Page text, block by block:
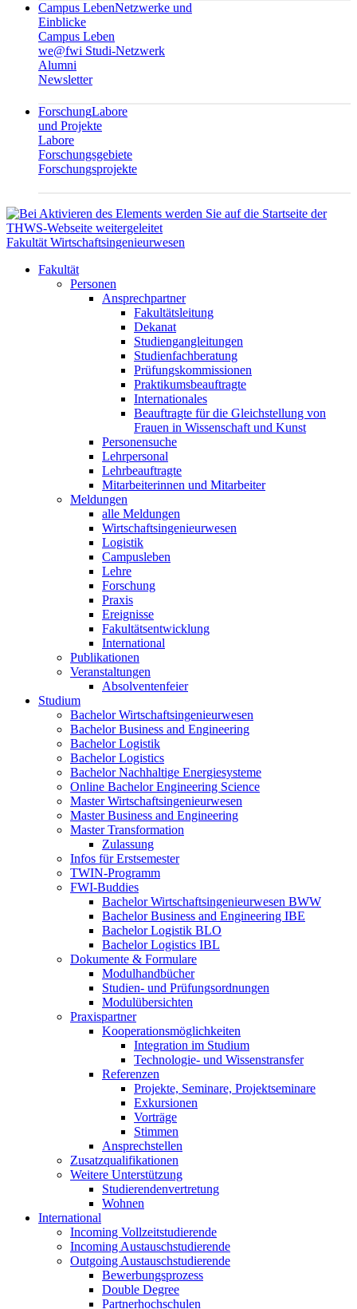
Campus LebenNetzwerke und
Einblicke
Campus Leben
we@fwi Studi-Netzwerk
Alumni
Newsletter
ForschungLabore
und Projekte
Labore
Forschungsgebiete
Forschungsprojekte
Fakultät Wirtschaftsingenieurwesen
Fakultät
Personen
Ansprechpartner
Fakultätsleitung
Dekanat
Studiengangleitungen
Studienfachberatung
Prüfungskommissionen
Praktikumsbeauftragte
Internationales
Beauftragte für die Gleichstellung von
Frauen in Wissenschaft und Kunst
Personensuche
Lehrpersonal
Lehrbeauftragte
Mitarbeiterinnen und Mitarbeiter
Meldungen
alle Meldungen
Wirtschaftsingenieurwesen
Logistik
Campusleben
Lehre
Forschung
Praxis
Ereignisse
Fakultätsentwicklung
International
Publikationen
Veranstaltungen
Absolventenfeier
Studium
Bachelor Wirtschaftsingenieurwesen
Bachelor Business and Engineering
Bachelor Logistik
Bachelor Logistics
Bachelor Nachhaltige Energiesysteme
Online Bachelor Engineering Science
Master Wirtschaftsingenieurwesen
Master Business and Engineering
Master Transformation
Zulassung
Infos für Erstsemester
TWIN-Programm
FWI-Buddies
Bachelor Wirtschaftsingenieurwesen BWW
Bachelor Business and Engineering IBE
Bachelor Logistik BLO
Bachelor Logistics IBL
Dokumente & Formulare
Modulhandbücher
Studien- und Prüfungsordnungen
Modulübersichten
Praxispartner
Kooperationsmöglichkeiten
Integration im Studium
Technologie- und Wissenstransfer
Referenzen
Projekte, Seminare, Projektseminare
Exkursionen
Vorträge
Stimmen
Ansprechstellen
Zusatzqualifikationen
Weitere Unterstützung
Studierendenvertretung
Wohnen
International
Incoming Vollzeitstudierende
Incoming Austauschstudierende
Outgoing Austauschstudierende
Bewerbungsprozess
Double Degree
Partnerhochschulen